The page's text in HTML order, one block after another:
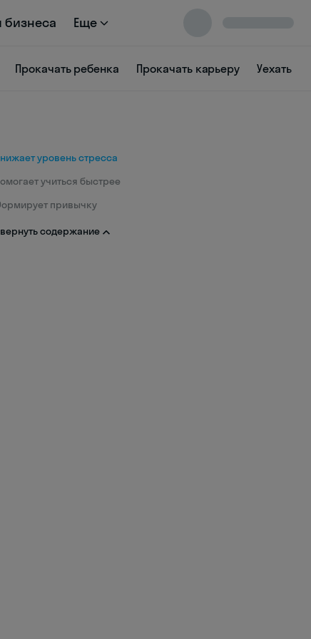
бизнеса Еще
Прокачать ребенка Прокачать карьеру Уехать
уровень стресса
учиться быстрее
привычку
содержание